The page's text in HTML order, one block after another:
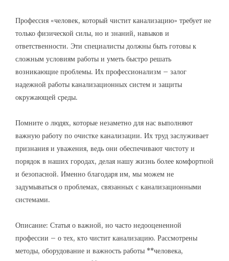
Профессия «человек, который чистит канализацию» требует не
только физической силы, но и знаний, навыков и
ответственности. Эти специалисты должны быть готовы к
сложным условиям работы и уметь быстро решать
возникающие проблемы. Их профессионализм – залог
надежной работы канализационных систем и защиты
окружающей среды.
Помните о людях, которые незаметно для нас выполняют
важную работу по очистке канализации. Их труд заслуживает
признания и уважения, ведь они обеспечивают чистоту и
порядок в наших городах, делая нашу жизнь более комфортной
и безопасной. Именно благодаря им, мы можем не
задумываться о проблемах, связанных с канализационными
системами.
Описание: Статья о важной, но часто недооцененной
профессии – о тех, кто чистит канализацию. Рассмотрены
методы, оборудование и важность работы **человека,